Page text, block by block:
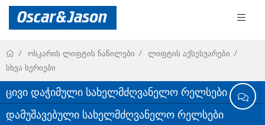
ოსკარის ლიფტის ნაწილები
ლიფტის აქსესუარები
სხვა სერიები
ცივი დაჭიმული სახელმძღვანელო რელსები
დამუშავებული სახელმძღვანელო რელსები